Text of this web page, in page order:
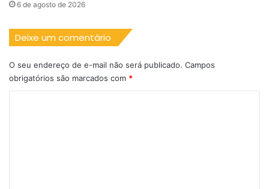
6 de agosto de 2026
Deixe um comentário
O seu endereço de e-mail não será publicado. Campos
obrigatórios são marcados com *